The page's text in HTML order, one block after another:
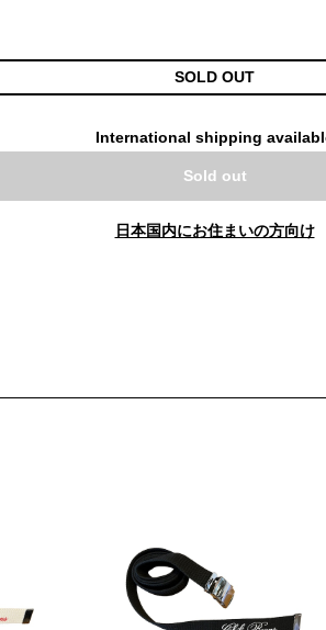
SOLD OUT
International shipping
Sold out
日本国内にお住まいの方向け